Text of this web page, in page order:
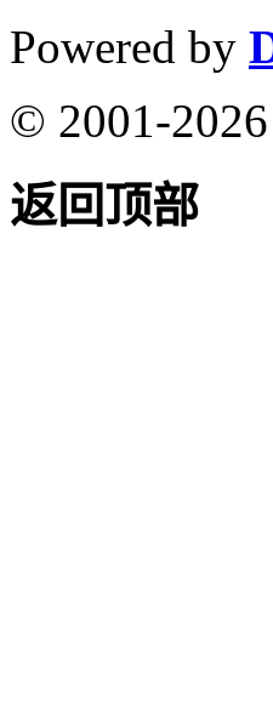
Powered by
© 2001-2026
返回顶部